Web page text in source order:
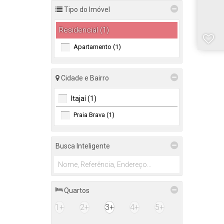
Tipo do Imóvel
Residencial (1)
Apartamento (1)
Cidade e Bairro
Itajaí (1)
Praia Brava (1)
Busca Inteligente
Quartos
1+ 2+ 3+ 4+ 5+